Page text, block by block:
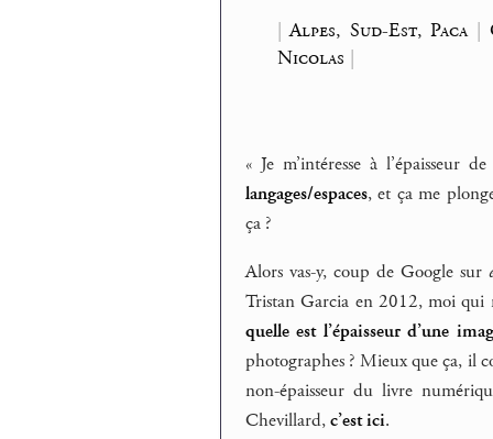
|Alpes, Sud-Est, Paca|
Nicolas |
« Je m’intéresse à
langages/espaces, et ça me
ça ?
Alors vas-y, coup de Google sur
Tristan Garcia en 2012, moi qui
quelle est l’épaisseur d’une
photographes ? Mieux que ça, il
non-épaisseur du livre
Chevillard,c’est ici.